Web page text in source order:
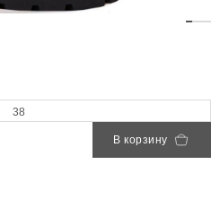
38
В корзину